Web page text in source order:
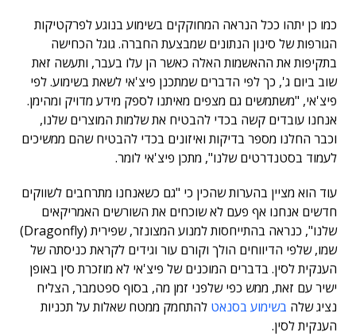
כמו כן יתהו ככל הנראה המחוקקים בשימוע בנוגע לפרקטיקות
הגורפות של סינון הנתונים שמבצעת החברה. גוגל הכחישה
בתקיפות את ההאשמות האלה כאשר הן עלו בעבר, ותעשה זאת
שוב ביום ג', כך לפי הדברים שמתכנן פיצ'אי לשאת בשימוע. לפי
פיצ'אי, "משתמשים גם מצפים מאיתנו לספק מידע מדויק ומהימן.
אנחנו עובדים קשה בכדי להבטיח את שלמות המוצרים שלנו,
וכבר החלנו מספר בדיקות ואיזונים בכדי להבטיח שהם ממשיכים
לעמוד בסטנדרטים שלנו", מתכן פיצ'אי לומר.
עוד הוא מציין בהערות שהכין כי "גם כשאנחנו מתרחבים לשווקים
חדשים אנחנו אף פעם לא שוכחים את השורשים האמריקאים
שלנו", כנראה בהתייחסות למנוע המצונזר, שפירית (Dragonfly)
שמו, שלפי הדיווחים הולך וקורם עור וגידים לקראת כניסתה של
הענקית לסין. בדברים המוכנים של פיצ'אי לא מוזכרת סין באופן
ישיר עם זאת, ממש כפי שלפני זמן מה, בסוף ספטמבר, הצליח
נציג שלה בשימוע בסנאט להתחמק ממטח שאלות על תכניות
הענקית לסין.